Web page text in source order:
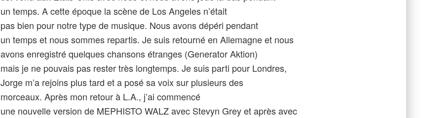
un temps. A cette époque la scène de Los Angeles n’était
pas bien pour notre type de musique. Nous avons dépéri pendant
un temps et nous sommes repartis. Je suis retourné en Allemagne et nous
avons enregistré quelques chansons étranges (Generator Aktion)
mais je ne pouvais pas rester très longtemps. Je suis parti pour Londres,
Jorge m’a rejoins plus tard et a posé sa voix sur plusieurs des
morceaux. Après mon retour à L.A., j’ai commencé
une nouvelle version de MEPHISTO WALZ avec Stevyn Grey et après avec